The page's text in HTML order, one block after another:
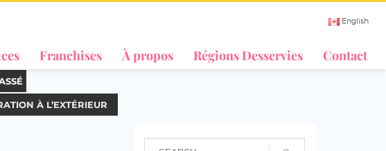
English
Franchises À propos Régions Desservies Contact
À L’EXTÉRIEUR